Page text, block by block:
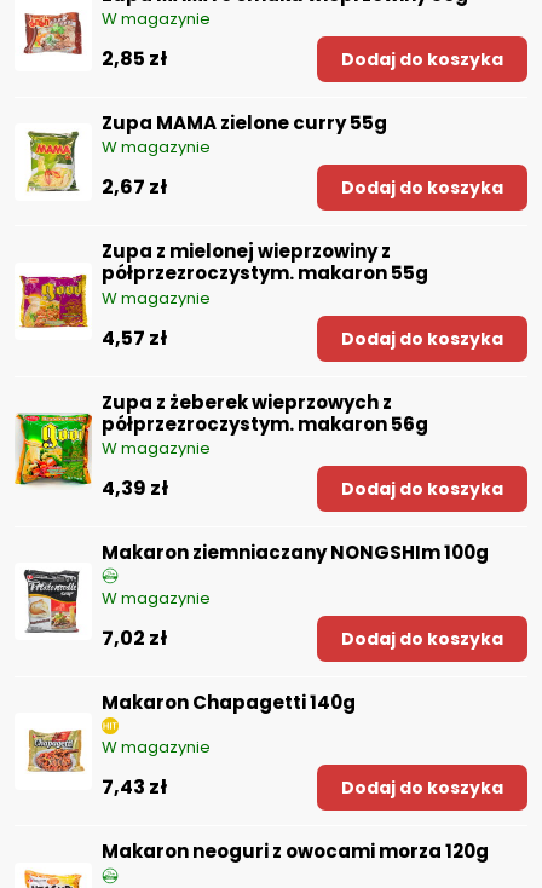
W magazynie
2,85 zł Dodaj do koszyka
Zupa MAMA zielone curry 55g
W magazynie
2,67 zł Dodaj do koszyka
Zupa z mielonej wieprzowiny z
półprzezroczystym. makaron 55g
W magazynie
4,57 zł Dodaj do koszyka
Zupa z żeberek wieprzowych z
półprzezroczystym. makaron 56g
W magazynie
4,39 zł Dodaj do koszyka
Makaron ziemniaczany NONGSHIm 100g
W magazynie
7,02 zł Dodaj do koszyka
Makaron Chapagetti 140g
W magazynie
7,43 zł Dodaj do koszyka
Makaron neoguri z owocami morza 120g